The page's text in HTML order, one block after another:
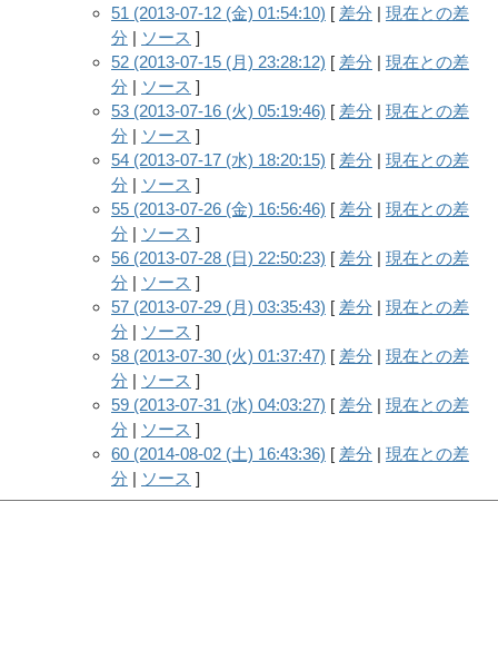
51 (2013-07-12 (金) 01:54:10) [ 差分 | 現在との差
分 | ソース ]
52 (2013-07-15 (月) 23:28:12) [ 差分 | 現在との差
分 | ソース ]
53 (2013-07-16 (火) 05:19:46) [ 差分 | 現在との差
分 | ソース ]
54 (2013-07-17 (水) 18:20:15) [ 差分 | 現在との差
分 | ソース ]
55 (2013-07-26 (金) 16:56:46) [ 差分 | 現在との差
分 | ソース ]
56 (2013-07-28 (日) 22:50:23) [ 差分 | 現在との差
分 | ソース ]
57 (2013-07-29 (月) 03:35:43) [ 差分 | 現在との差
分 | ソース ]
58 (2013-07-30 (火) 01:37:47) [ 差分 | 現在との差
分 | ソース ]
59 (2013-07-31 (水) 04:03:27) [ 差分 | 現在との差
分 | ソース ]
60 (2014-08-02 (土) 16:43:36) [ 差分 | 現在との差
分 | ソース ]